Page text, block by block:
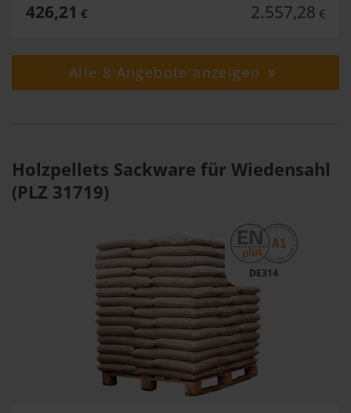
426,21 € 2.557,28 €
Alle 8 Angebote anzeigen
Holzpellets Sackware für Wiedensahl
(PLZ 31719)
DE314